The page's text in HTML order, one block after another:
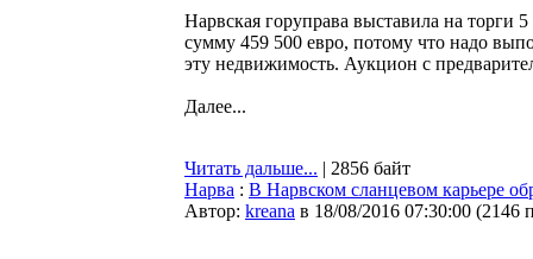
Нарвская горуправа выставила на торги
сумму 459 500 евро, потому что надо
эту недвижимость. Аукцион с
Далее...
Читать дальше... | 2856 байт
Нарва : В Нарвском сланцевом карьере
Автор: kreana в 18/08/2016 07:30:00 (2146